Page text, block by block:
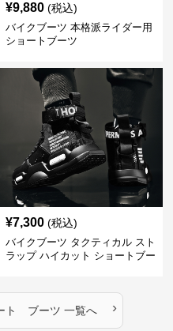
¥9,880 (税込)
バイクブーツ 本格派ライダー用
ショートブーツ
¥7,300 (税込)
バイクブーツ タクティカル スト
ラップ ハイカット ショートブー
ト ブーツ 一覧へ ›